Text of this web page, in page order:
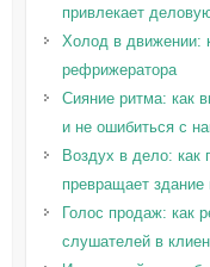
привлекает
Холод в движении:
рефрижератора
Сияние ритма: как
и не ошибиться с
Воздух в дело: как
превращает здание
Голос продаж: как
слушателей в